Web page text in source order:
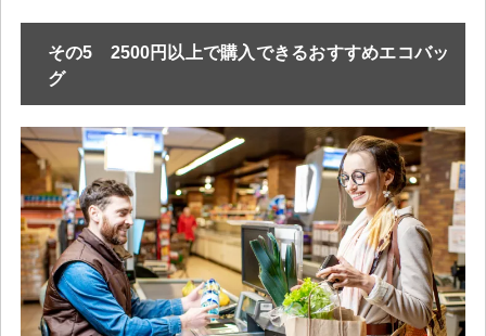
その5 2500円以上で購入できるおすすめエコバッ
グ